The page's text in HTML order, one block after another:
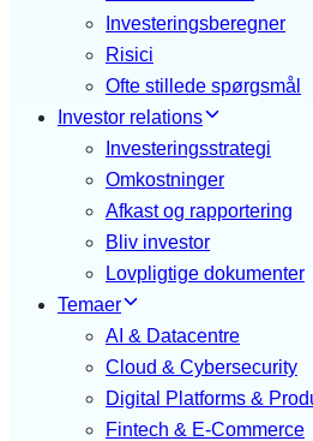
Investeringsberegner
Risici
Ofte stillede spørgsmål
Investor relations
Investeringsstrategi
Omkostninger
Afkast og rapportering
Bliv investor
Lovpligtige dokumenter
Temaer
AI & Datacentre
Cloud & Cybersecurity
Digital Platforms &
Fintech & E-Commerce